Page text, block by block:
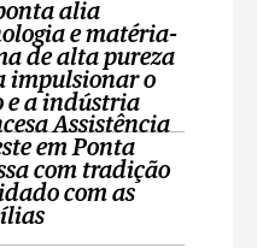
alia
e matéria-
de alta pureza
impulsionar o
e a indústria
Assistência
em Ponta
com tradição
com as